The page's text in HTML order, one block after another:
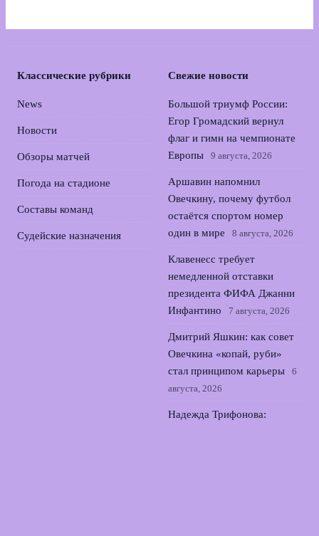
Классические рубрики
News
Новости
Обзоры матчей
Погода на стадионе
Составы команд
Судейские назначения
Свежие новости
Большой триумф России:
Егор Громадский вернул
флаг и гимн на чемпионате
Европы
9 августа, 2026
Аршавин напомнил
Овечкину, почему футбол
остаётся спортом номер
один в мире
8 августа, 2026
Клавенесс требует
немедленной отставки
президента ФИФА Джанни
Инфантино
7 августа, 2026
Дмитрий Яшкин: как совет
Овечкина «копай, руби»
стал принципом карьеры
6
августа, 2026
Надежда Трифонова: